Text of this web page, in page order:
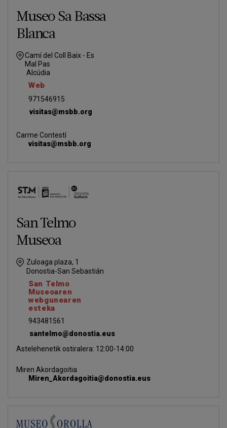
Museo Sa Bassa
Blanca
Camí del Coll Baix - Es
Mal Pas
Alcúdia
Web
971546915
visitas@msbb.org
Carme Contestí
visitas@msbb.org
San Telmo
Museoa
Zuloaga plaza, 1
Donostia-San Sebastián
San Telmo
Museoaren
webgunearen
esteka
943481561
santelmo@donostia.eus
Astelehenetik ostiralera: 12:00-14:00
Miren Akordagoitia
Miren_Akordagoitia@donostia.eus